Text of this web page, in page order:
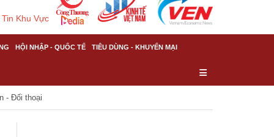
Tin Khu Vực
HỘI NHẬP - QUỐC TẾ TIÊU DÙNG - KHUYẾN MẠI
- Đối thoại